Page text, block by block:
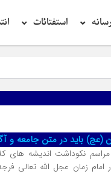
استفتائات
(عج) باید در متن جامعه و
مراسم نکوداشت اندیشه های
زمان عجل الله تعالی